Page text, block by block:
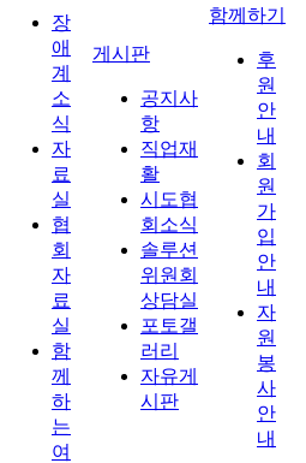
장
애
계
소
식
자
료
실
협
회
자
료
실
함
께
하
는
여
게시판
공지사
항
직업재
활
시도협
회소식
솔루션
위원회
상담실
포토갤
러리
자유게
시판
함께하기
후
원
안
내
회
원
가
입
안
내
자
원
봉
사
안
내